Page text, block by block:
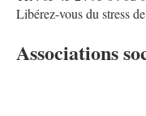
Libérez-vous du stress
Associations